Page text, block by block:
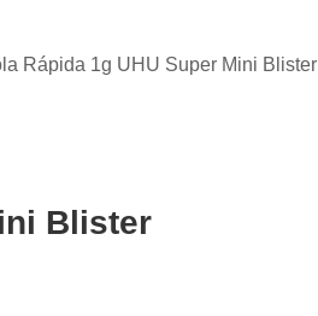
Rápida 1g UHU Super Mini Blister
Blister